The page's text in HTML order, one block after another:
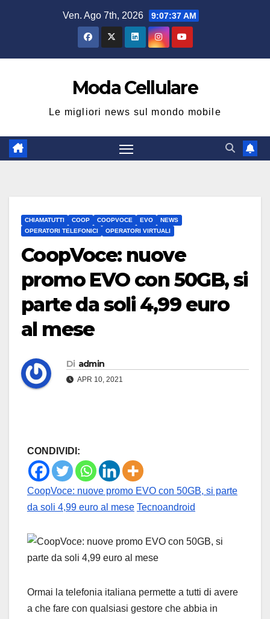
Ven. Ago 7th, 2026 9:07:37 AM
Moda Cellulare
Le migliori news sul mondo mobile
CHIAMATUTTI COOP COOPVOCE EVO
NEWS
OPERATORI TELEFONICI
OPERATORI VIRTUALI
CoopVoce: nuove
promo EVO con 50GB, si
parte da soli 4,99 euro
al mese
Di admin
APR 10, 2021
CONDIVIDI:
CoopVoce: nuove promo EVO con 50GB, si parte
da soli 4,99 euro al mese Tecnoandroid
Ormai la telefonia italiana permette a tutti di avere
a che fare con qualsiasi gestore che abbia in